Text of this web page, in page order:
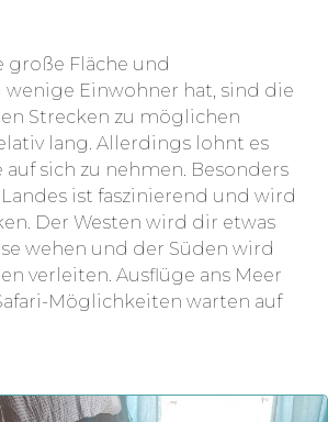
große Fläche und
Einwohner hat, sind die
Strecken zu möglichen
lang. Allerdings lohnt es
auf sich zu nehmen. Besonders
ist faszinierend und wird
Der Westen wird dir etwas
wehen und der Süden wird
verleiten. Ausflüge ans Meer
Möglichkeiten warten auf